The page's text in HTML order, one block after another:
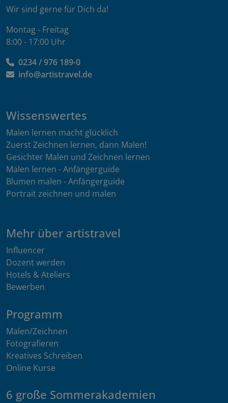
Wir sind gerne für Dich da!
Montag - Freitag
8:00 - 17:00 Uhr
0234 / 976 189-0
info@artistravel.de
Wissenswertes
Malen lernen macht glücklich
Zuerst Zeichnen lernen, dann Malen!
Gesichter Malen und Zeichnen lernen
Malen lernen - Anfängerguide
Blumen malen - Anfängerguide
Portrait zeichnen und malen
Mehr über artistravel
Influencer
Dozent werden
Hotels & Ateliers
Bewerben
Programm
Malen/Zeichnen
Fotografieren
Kreatives Schreiben
Online Kurse
6 große Sommerakademien